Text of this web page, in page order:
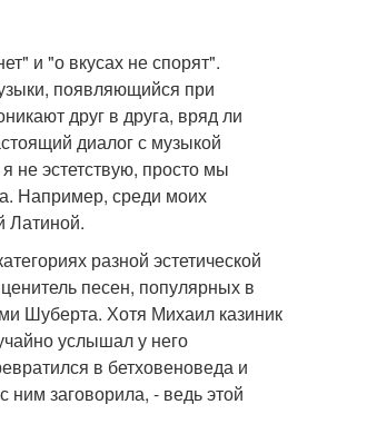
и "о вкусах не спорят".
появляющийся при
друг в друга, вряд ли
диалог с музыкой
не эстетствую, просто мы
Например, среди моих
Латиной.
разной эстетической
песен, популярных в
Шуберта. Хотя Михаил казиник
услышал у него
в бетховеноведа и
ним заговорила, - ведь этой